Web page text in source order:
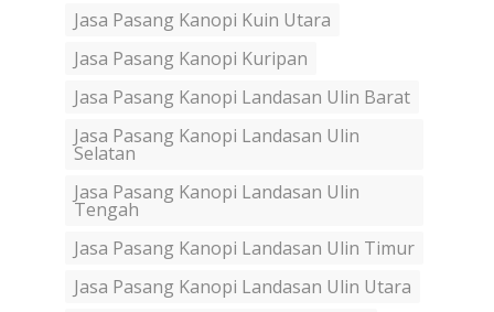
Jasa Pasang Kanopi Kuin Utara
Jasa Pasang Kanopi Kuripan
Jasa Pasang Kanopi Landasan Ulin Barat
Jasa Pasang Kanopi Landasan Ulin
Selatan
Jasa Pasang Kanopi Landasan Ulin
Tengah
Jasa Pasang Kanopi Landasan Ulin Timur
Jasa Pasang Kanopi Landasan Ulin Utara